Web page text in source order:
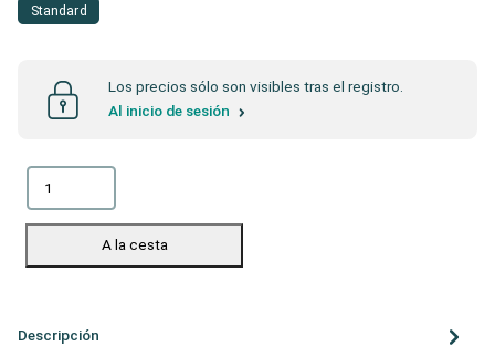
Standard
Los precios sólo son visibles tras el registro.
Al inicio de sesión
A la cesta
Descripción